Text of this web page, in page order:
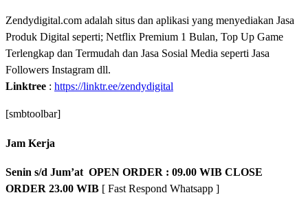
Zendydigital.com adalah situs dan aplikasi yang menyediakan Jasa
Produk Digital seperti; Netflix Premium 1 Bulan, Top Up Game
Terlengkap dan Termudah dan Jasa Sosial Media seperti Jasa
Followers Instagram dll.
Linktree : https://linktr.ee/zendydigital
[smbtoolbar]
Jam Kerja
Senin s/d Jum’at OPEN ORDER : 09.00 WIB CLOSE
ORDER 23.00 WIB [ Fast Respond Whatsapp ]